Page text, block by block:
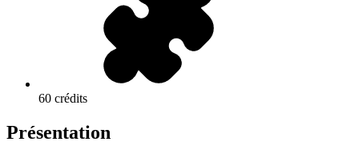
60 crédits
Présentation